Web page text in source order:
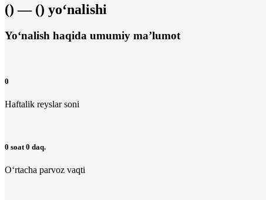
() — () yo‘nalishi
Yo‘nalish haqida umumiy ma’lumot
0
Haftalik reyslar soni
0 soat 0 daq.
O‘rtacha parvoz vaqti